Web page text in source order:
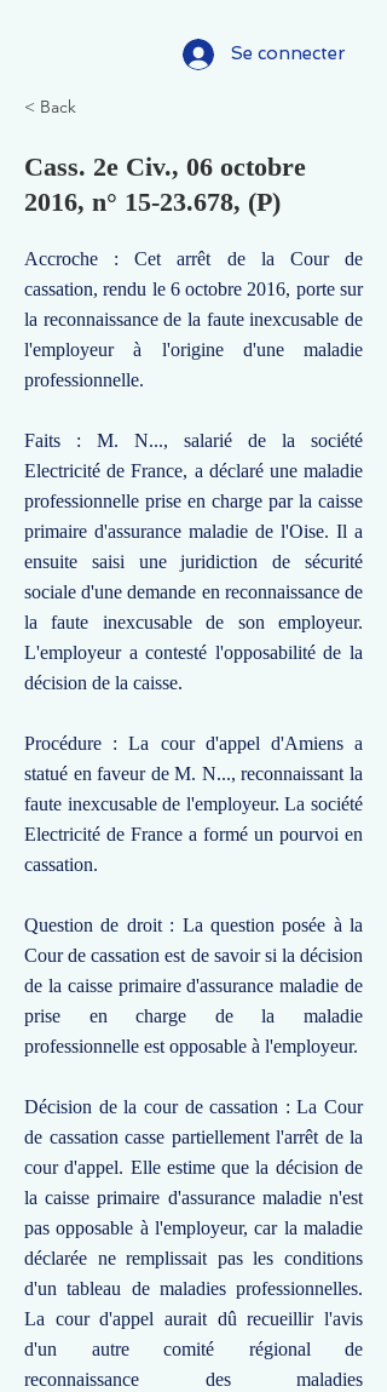
Se connecter
< Back
Cass. 2e Civ., 06 octobre
2016, n° 15-23.678, (P)
Accroche : Cet arrêt de la Cour de
cassation, rendu le 6 octobre 2016, porte sur
la reconnaissance de la faute inexcusable de
l'employeur à l'origine d'une maladie
professionnelle.
Faits : M. N..., salarié de la société
Electricité de France, a déclaré une maladie
professionnelle prise en charge par la caisse
primaire d'assurance maladie de l'Oise. Il a
ensuite saisi une juridiction de sécurité
sociale d'une demande en reconnaissance de
la faute inexcusable de son employeur.
L'employeur a contesté l'opposabilité de la
décision de la caisse.
Procédure : La cour d'appel d'Amiens a
statué en faveur de M. N..., reconnaissant la
faute inexcusable de l'employeur. La société
Electricité de France a formé un pourvoi en
cassation.
Question de droit : La question posée à la
Cour de cassation est de savoir si la décision
de la caisse primaire d'assurance maladie de
prise en charge de la maladie
professionnelle est opposable à l'employeur.
Décision de la cour de cassation : La Cour
de cassation casse partiellement l'arrêt de la
cour d'appel. Elle estime que la décision de
la caisse primaire d'assurance maladie n'est
pas opposable à l'employeur, car la maladie
déclarée ne remplissait pas les conditions
d'un tableau de maladies professionnelles.
La cour d'appel aurait dû recueillir l'avis
d'un autre comité régional de
reconnaissance des maladies